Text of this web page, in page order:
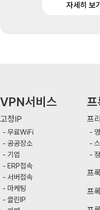
자세히 보기
VPN서비스
고정IP
무료WiFi
공공장소
기업
ERP접속
서버접속
마케팅
클린IP
프
프
프